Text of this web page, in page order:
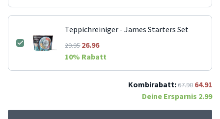
Teppichreiniger - James Starters Set
29.9526.96
10% Rabatt
Kombirabatt:67.90 64.91
Deine Ersparnis 2.99